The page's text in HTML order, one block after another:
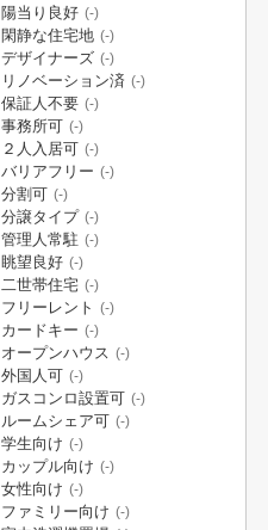
陽当り良好 (-)
閑静な住宅地 (-)
デザイナーズ (-)
リノベーション済 (-)
保証人不要 (-)
事務所可 (-)
２人入居可 (-)
バリアフリー (-)
分割可 (-)
分譲タイプ (-)
管理人常駐 (-)
眺望良好 (-)
二世帯住宅 (-)
フリーレント (-)
カードキー (-)
オープンハウス (-)
外国人可 (-)
ガスコンロ設置可 (-)
ルームシェア可 (-)
学生向け (-)
カップル向け (-)
女性向け (-)
ファミリー向け (-)